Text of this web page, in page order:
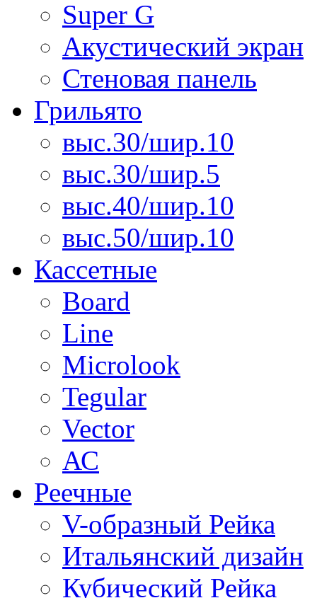
Super G
Акустический экран
Стеновая панель
Грильято
выс.30/шир.10
выс.30/шир.5
выс.40/шир.10
выс.50/шир.10
Кассетные
Board
Line
Microlook
Tegular
Vector
АС
Реечные
V-образный Рейка
Итальянский дизайн
Кубический Рейка